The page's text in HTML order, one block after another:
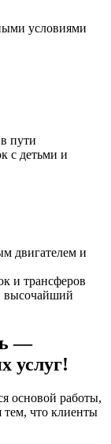
условиями
пути
с детьми и
двигателем и
и трансферов
высочайший
—
услуг!
основой работы,
тем, что клиенты